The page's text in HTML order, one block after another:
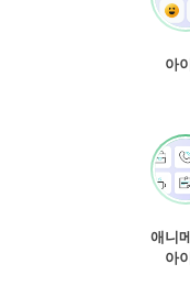
아
애니
아